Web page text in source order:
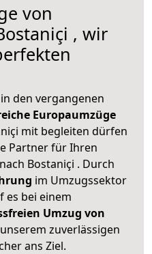
von
, wir
den vergangenen
Europaumzüge
mit begleiten dürfen
Partner für Ihren
Bostaniçi . Durch
im Umzugssektor
es bei einem
Umzug von
zuverlässigen
ans Ziel.